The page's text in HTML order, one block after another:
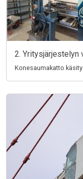
2. Yritysjärjestelyn
Konesaumakatto